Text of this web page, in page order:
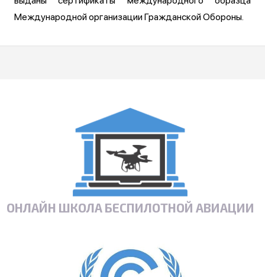
Международной организации Гражданской Обороны.
ОНЛАЙН ШКОЛА БЕСПИЛОТНОЙ АВИАЦИИ